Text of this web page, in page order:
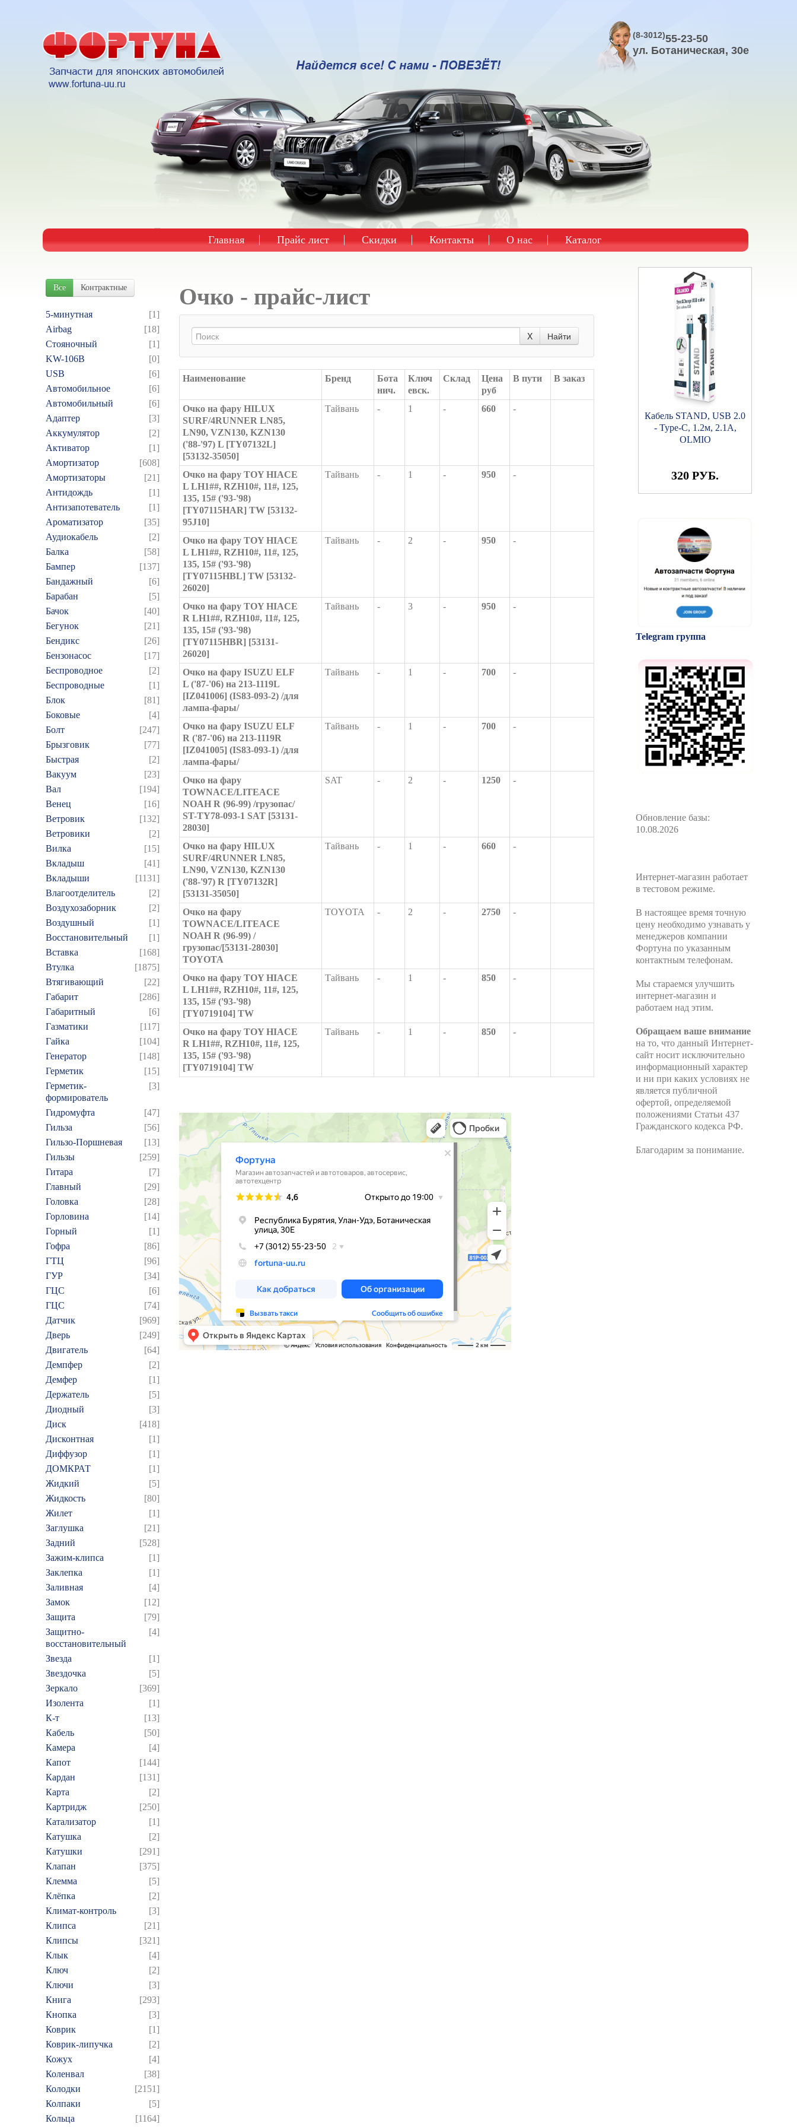
(8-3012)55-23-50
ул. Ботаническая, 30е
Главная Прайс лист Скидки Контакты О нас Каталог
Все Контрактные
5-минутная
[1]
Airbag
[18]
Cтояночный
[1]
KW-106B
[0]
USB
[6]
Автомобильное
[6]
Автомобильный
[6]
Адаптер
[3]
Аккумулятор
[2]
Активатор
[1]
Амортизатор
[608]
Амортизаторы
[21]
Антидождь
[1]
Антизапотеватель
[1]
Ароматизатор
[35]
Аудиокабель
[2]
Балка
[58]
Бампер
[137]
Бандажный
[6]
Барабан
[5]
Бачок
[40]
Бегунок
[21]
Бендикс
[26]
Бензонасос
[17]
Беспроводное
[2]
Беспроводные
[1]
Блок
[81]
Боковые
[4]
Болт
[247]
Брызговик
[77]
Быстрая
[2]
Вакуум
[23]
Вал
[194]
Венец
[16]
Ветровик
[132]
Ветровики
[2]
Вилка
[15]
Вкладыш
[41]
Вкладыши
[1131]
Влагоотделитель
[2]
Воздухозаборник
[2]
Воздушный
[1]
Восстановительный
[1]
Вставка
[168]
Втулка
[1875]
Втягивающий
[22]
Габарит
[286]
Габаритный
[6]
Газматики
[117]
Гайка
[104]
Генератор
[148]
Герметик
[15]
Герметик-
формирователь
[3]
Гидромуфта
[47]
Гильза
[56]
Гильзо-Поршневая
[13]
Гильзы
[259]
Гитара
[7]
Главный
[29]
Головка
[28]
Горловина
[14]
Горный
[1]
Гофра
[86]
ГТЦ
[96]
ГУР
[34]
ГЦC
[6]
ГЦС
[74]
Датчик
[969]
Дверь
[249]
Двигатель
[64]
Демпфер
[2]
Демфер
[1]
Держатель
[5]
Диодный
[3]
Диск
[418]
Дисконтная
[1]
Диффузор
[1]
ДОМКРАТ
[1]
Жидкий
[5]
Жидкость
[80]
Жилет
[1]
Заглушка
[21]
Задний
[528]
Зажим-клипса
[1]
Заклепка
[1]
Заливная
[4]
Замок
[12]
Защита
[79]
Защитно-
восстановительный
[4]
Звезда
[1]
Звездочка
[5]
Зеркало
[369]
Изолента
[1]
К-т
[13]
Кабель
[50]
Камера
[4]
Капот
[144]
Кардан
[131]
Карта
[2]
Картридж
[250]
Катализатор
[1]
Катушка
[2]
Катушки
[291]
Клапан
[375]
Клемма
[5]
Клёпка
[2]
Климат-контроль
[3]
Клипса
[21]
Клипсы
[321]
Клык
[4]
Ключ
[2]
Ключи
[3]
Книга
[293]
Кнопка
[3]
Коврик
[1]
Коврик-липучка
[2]
Кожух
[4]
Коленвал
[38]
Колодки
[2151]
Колпаки
[5]
Кольца
[1164]
Очко - прайс-лист
X Найти
Наименование Бренд
Бота
нич.
Ключ
евск.
Склад
Цена
руб
В пути В заказ
Очко на фару HILUX
SURF/4RUNNER LN85,
LN90, VZN130, KZN130
('88-'97) L [TY07132L]
[53132-35050]
Тайвань - 1 - 660 -
Очко на фару TOY HIACE
L LH1##, RZH10#, 11#, 125,
135, 15# ('93-'98)
[TY07115HAR] TW [53132-
95J10]
Тайвань - 1 - 950 -
Очко на фару TOY HIACE
L LH1##, RZH10#, 11#, 125,
135, 15# ('93-'98)
[TY07115HBL] TW [53132-
26020]
Тайвань - 2 - 950 -
Очко на фару TOY HIACE
R LH1##, RZH10#, 11#, 125,
135, 15# ('93-'98)
[TY07115HBR] [53131-
26020]
Тайвань - 3 - 950 -
Очко на фару ISUZU ELF
L ('87-'06) на 213-1119L
[IZ041006] (IS83-093-2) /для
лампа-фары/
Тайвань - 1 - 700 -
Очко на фару ISUZU ELF
R ('87-'06) на 213-1119R
[IZ041005] (IS83-093-1) /для
лампа-фары/
Тайвань - 1 - 700 -
Очко на фару
TOWNACE/LITEACE
NOAH R (96-99) /грузопас/
ST-TY78-093-1 SAT [53131-
28030]
SAT - 2 - 1250 -
Очко на фару HILUX
SURF/4RUNNER LN85,
LN90, VZN130, KZN130
('88-'97) R [TY07132R]
[53131-35050]
Тайвань - 1 - 660 -
Очко на фару
TOWNACE/LITEACE
NOAH R (96-99) /
грузопас/[53131-28030]
TOYOTA
TOYOTA - 2 - 2750 -
Очко на фару TOY HIACE
L LH1##, RZH10#, 11#, 125,
135, 15# ('93-'98)
[TY0719104] TW
Тайвань - 1 - 850 -
Очко на фару TOY HIACE
R LH1##, RZH10#, 11#, 125,
135, 15# ('93-'98)
[TY0719104] TW
Тайвань - 1 - 850 -
Кабель STAND, USB 2.0
- Type-C, 1.2м, 2.1A,
OLMIO
320 РУБ.
Telegram группа
Обновление базы:
10.08.2026
Интернет-магазин работает
в тестовом режиме.
В настоящее время точную
цену необходимо узнавать у
менеджеров компании
Фортуна по указанным
контактным телефонам.
Мы стараемся улучшить
интернет-магазин и
работаем над этим.
Обращаем ваше внимание
на то, что данный Интернет-
сайт носит исключительно
информационный характер
и ни при каких условиях не
является публичной
офертой, определяемой
положениями Статьи 437
Гражданского кодекса РФ.
Благодарим за понимание.